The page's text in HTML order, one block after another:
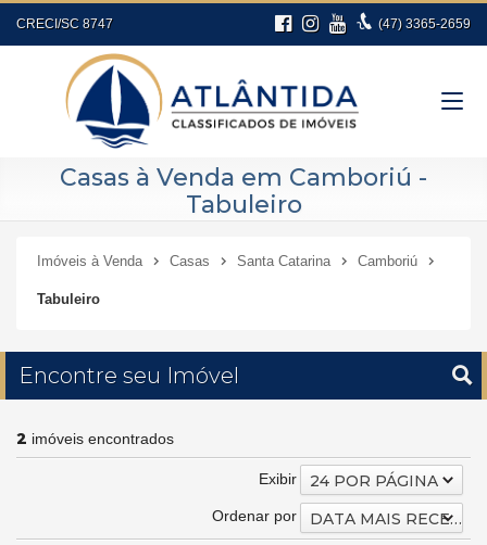
CRECI/SC 8747 (47) 3365-2659
Casas à Venda em Camboriú -
Tabuleiro
Imóveis à Venda Casas Santa Catarina Camboriú
Tabuleiro
Encontre seu Imóvel
2 imóveis encontrados
Exibir 24 POR PÁGINA
Ordenar por DATA MAIS RECENTE